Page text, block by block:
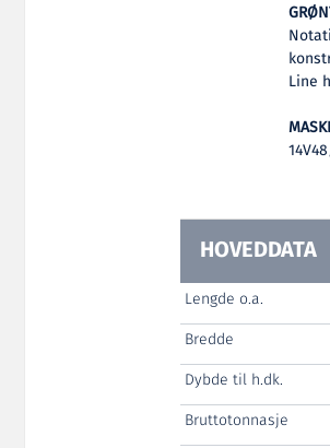
Line
HOVEDDATA
Lengde o.a.
Bredde
Dybde til h.dk.
Bruttotonnasje